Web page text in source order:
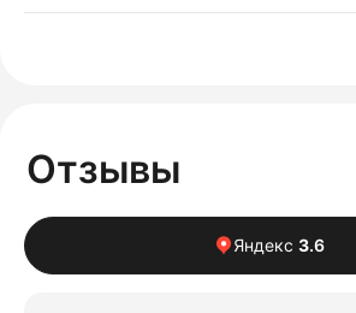
Отзывы
Яндекс 3.6